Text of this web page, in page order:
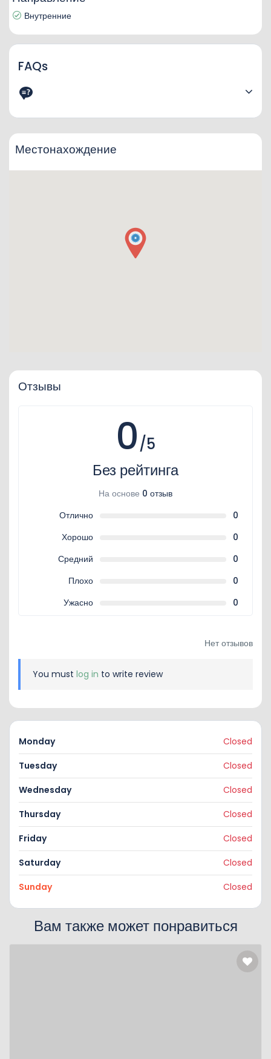
Внутренние
FAQs
Местонахождение
Отзывы
0/5
Без рейтинга
На основе 0 отзыв
Отлично
0
Хорошо
0
Средний
0
Плохо
0
Ужасно
0
Нет отзывов
You must log in to write review
Monday
Closed
Tuesday
Closed
Wednesday
Closed
Thursday
Closed
Friday
Closed
Saturday
Closed
Sunday
Closed
Вам также может понравиться